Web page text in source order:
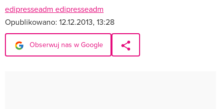
edipresseadm edipresseadm
Opublikowano: 12.12.2013, 13:28
Obserwuj nas w Google